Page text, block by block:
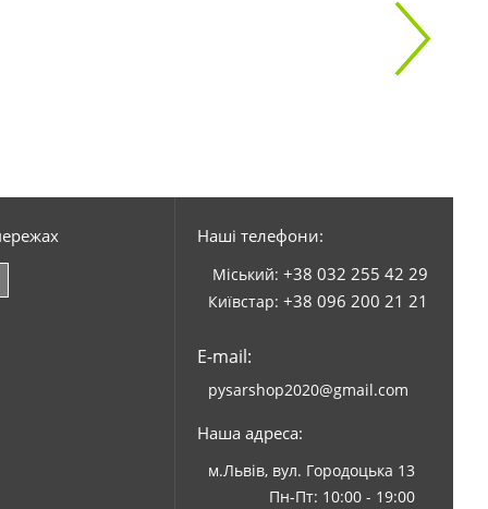
Наші телефони:
Міський: +38 032 255 42 29
Київстар: +38 096 200 21 21
E-mail:
pysarshop2020@gmail.com
Наша адреса:
м.Львів, вул. Городоцька 13
Пн-Пт: 10:00 - 19:00